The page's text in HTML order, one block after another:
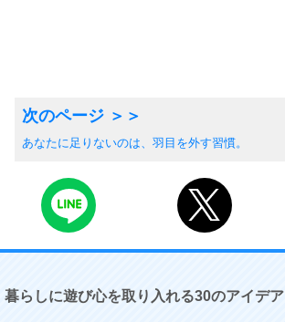
あなたに足りないのは、羽目を外す習慣。
暮らしに遊び心を取り入れる30のアイデア